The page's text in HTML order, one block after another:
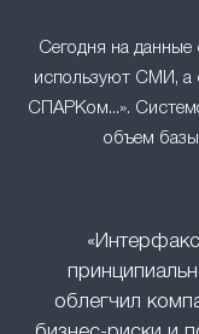
Сегодня на
используют СМИ, а
СПАРКом...».
объем
облегчил